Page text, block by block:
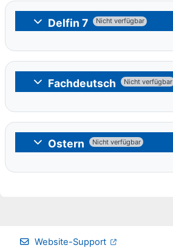
Einklappen
Delfin 7 Nicht verfügbar
Einklappen
Fachdeutsch Nicht verfügbar
Einklappen
Ostern Nicht verfügbar
Website-Support